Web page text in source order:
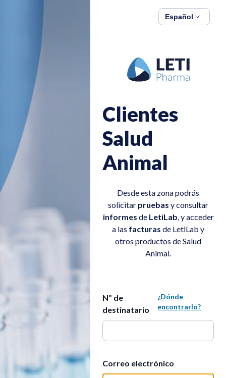
Español
Clientes
Salud
Animal
Desde esta zona podrás
solicitar pruebas y consultar
informes de LetiLab , y acceder
a las facturas de LetiLab y
otros productos de Salud
Animal.
Nº de
destinatario
¿Dónde
encontrarlo?
Correo electrónico